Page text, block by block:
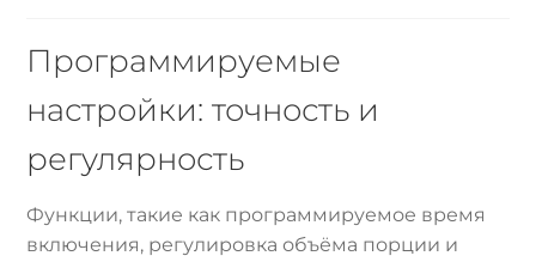
Программируемые
настройки: точность и
регулярность
Функции, такие как программируемое время
включения, регулировка объёма порции и